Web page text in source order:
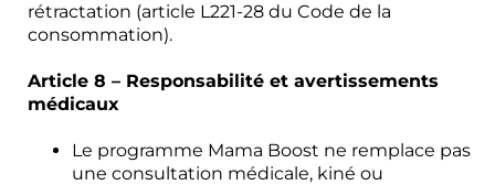
rétractation (article L221-28 du Code de la
consommation).
Article 8 – Responsabilité et avertissements
médicaux
Le programme Mama Boost ne remplace pas
une consultation médicale, kiné ou